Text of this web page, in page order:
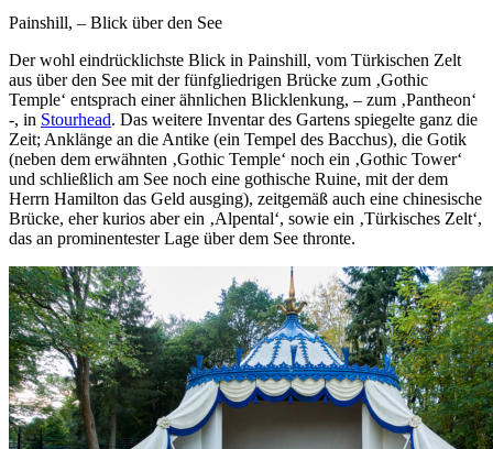
Painshill, – Blick über den See
Der wohl eindrücklichste Blick in Painshill, vom Türkischen Zelt
aus über den See mit der fünfgliedrigen Brücke zum ‚Gothic
Temple‘ entsprach einer ähnlichen Blicklenkung, – zum ‚Pantheon‘
-, in Stourhead. Das weitere Inventar des Gartens spiegelte ganz die
Zeit; Anklänge an die Antike (ein Tempel des Bacchus), die Gotik
(neben dem erwähnten ‚Gothic Temple‘ noch ein ‚Gothic Tower‘
und schließlich am See noch eine gothische Ruine, mit der dem
Herrn Hamilton das Geld ausging), zeitgemäß auch eine chinesische
Brücke, eher kurios aber ein ‚Alpental‘, sowie ein ‚Türkisches Zelt‘,
das an prominentester Lage über dem See thronte.